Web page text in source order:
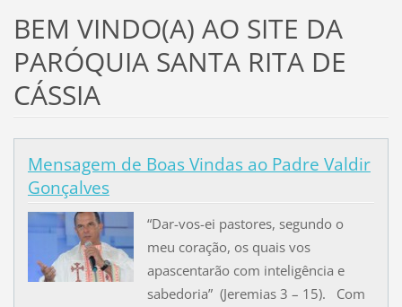
BEM VINDO(A) AO SITE DA
PARÓQUIA SANTA RITA DE
CÁSSIA
Mensagem de Boas Vindas ao Padre Valdir
Gonçalves
“Dar-vos-ei pastores, segundo o
meu coração, os quais vos
apascentarão com inteligência e
sabedoria” (Jeremias 3 – 15). Com